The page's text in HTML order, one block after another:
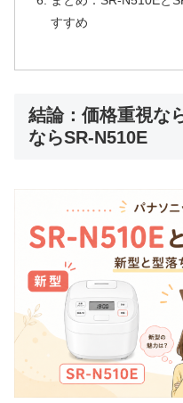
すすめ
結論：価格重視な
ならSR-N510E